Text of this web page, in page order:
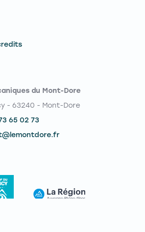
du Mont-Dore
- 63240 - Mont-Dore
65 02 73